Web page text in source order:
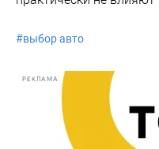
#выбор авто
РЕКЛАМА